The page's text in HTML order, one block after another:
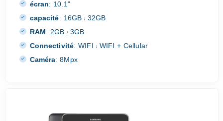
écran: 10.1"
capacité: 16GB/ 32GB
RAM: 2GB/ 3GB
Connectivité: WIFI /WIFI + Cellular
Caméra: 8Mpx